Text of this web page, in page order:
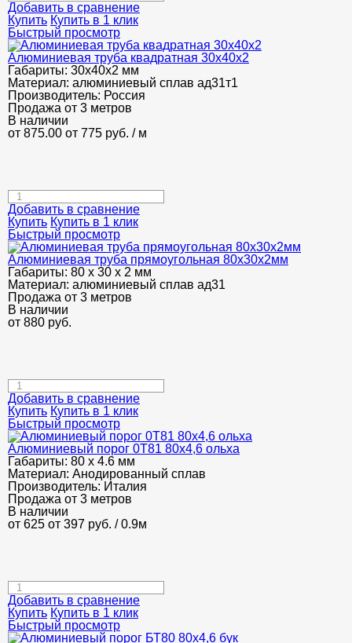
Добавить в сравнение
Купить Купить в 1 клик
Быстрый просмотр
Алюминиевая труба квадратная 30х40х2
Габариты: 30х40х2 мм
Материал: алюминиевый сплав ад31т1
Производитель: Россия
Продажа от 3 метров
В наличии
от 875.00 от 775 руб. / м
Добавить в сравнение
Купить Купить в 1 клик
Быстрый просмотр
Алюминиевая труба прямоугольная 80х30х2мм
Габариты: 80 х 30 х 2 мм
Материал: алюминиевый сплав ад31
Продажа от 3 метров
В наличии
от 880 руб.
Добавить в сравнение
Купить Купить в 1 клик
Быстрый просмотр
Алюминиевый порог 0Т81 80х4,6 ольха
Габариты: 80 х 4.6 мм
Материал: Анодированный сплав
Производитель: Италия
Продажа от 3 метров
В наличии
от 625 от 397 руб. / 0.9м
Добавить в сравнение
Купить Купить в 1 клик
Быстрый просмотр